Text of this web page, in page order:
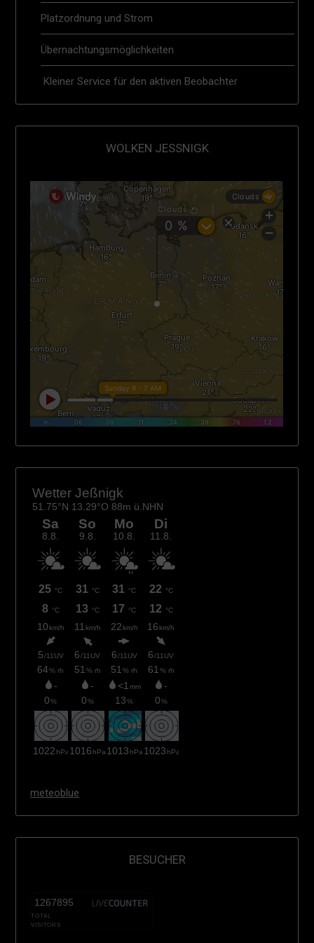
Platzordnung und Strom
Übernachtungsmöglichkeiten
Kleiner Service für den aktiven Beobachter
WOLKEN JESSNIGK
meteoblue
BESUCHER
1267895
TOTAL
VISITORS